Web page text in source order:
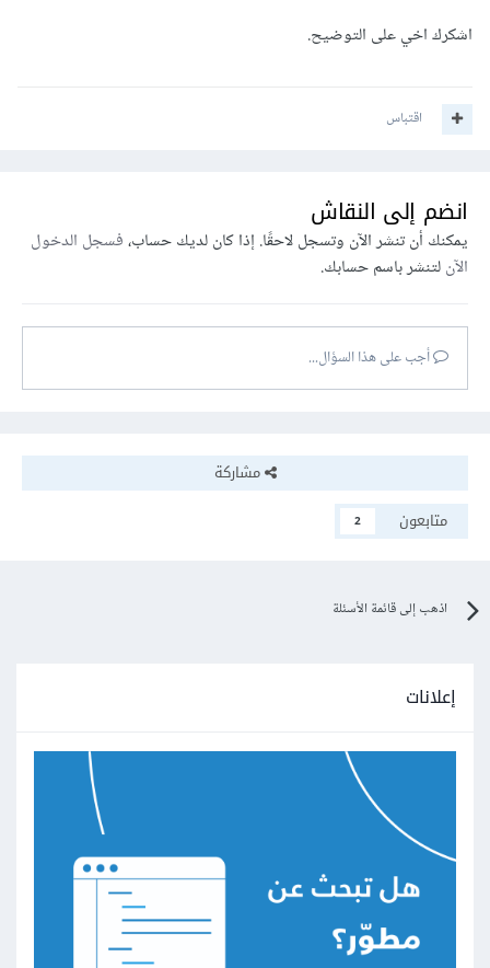
اشكرك اخي على التوضيح.
اقتباس
انضم إلى النقاش
يمكنك أن تنشر الآن وتسجل لاحقًا. إذا كان لديك حساب،فسجل الدخول
الآنلتنشر باسم حسابك.
أجب على هذا السؤال...
مشاركة
متابعون
2
اذهب إلى قائمة الأسئلة
إعلانات